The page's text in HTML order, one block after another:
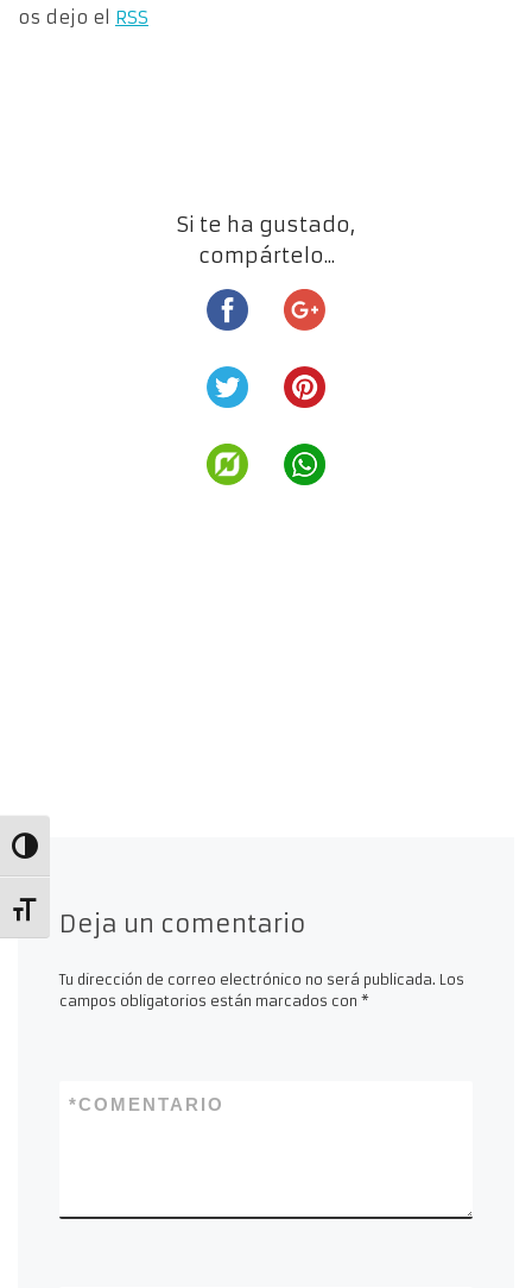
Alternar alto contraste
Alternar tamaño de letra
os dejo el RSS
Si te ha gustado,
compártelo...
Deja un comentario
Tu dirección de correo electrónico no será publicada. Los
campos obligatorios están marcados con *
COMENTARIO
*